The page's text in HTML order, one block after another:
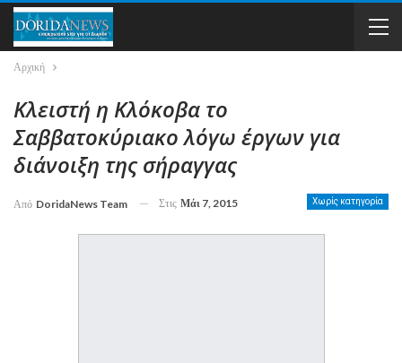
Αρχική
Κλειστή η Κλόκοβα το
Σαββατοκύριακο λόγω έργων για
διάνοιξη της σήραγγας
Χωρίς κατηγορία
Από DoridaNews Team Στις Μάι 7, 2015